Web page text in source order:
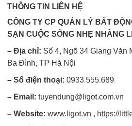
THÔNG TIN LIÊN HỆ
CÔNG TY CP QUẢN LÝ BẤT
SẠN CUỘC SỐNG NHẸ NHÀNG
– Địa chỉ: Số 4, Ngõ 34 Giang Văn
Ba Đình, TP Hà Nội
– Số điện thoại: 0933.555.689
– Email: tuyendung@ligot.com.vn
– Website: www.ligot.vn , https://